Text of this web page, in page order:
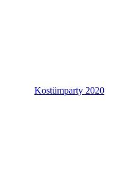
Kostümparty 2020